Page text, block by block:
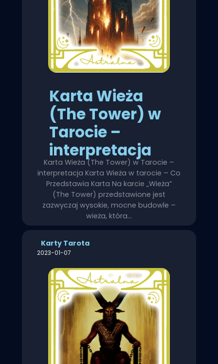
Karta Wieża
(The Tower) w
Tarocie –
interpretacja
Karta Wieża (The Tower) w Tarocie –
interpretacja Karta Wieża w tarocie – Co
Przedstawia Karta Na karcie „Wieża”
(The Tower) przedstawione jest
zazwyczaj wysokie, mocne budowle –
wieża, która…
Karty Tarota
2023-01-07